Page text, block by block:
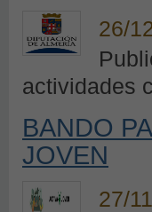
26/
actividades
BANDO
JOVEN
27/